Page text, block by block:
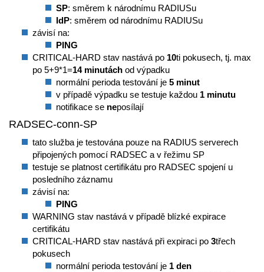
SP: směrem k národnímu RADIUSu
IdP: směrem od národnímu RADIUSu
závisí na:
PING
CRITICAL-HARD stav nastává po 10ti pokusech, tj. max
po 5+9*1=14 minutách od výpadku
normální perioda testování je 5 minut
v případě výpadku se testuje každou 1 minutu
notifikace se neposílají
RADSEC-conn-SP
tato služba je testována pouze na RADIUS serverech
připojených pomocí RADSEC a v řežimu SP
testuje se platnost certifikátu pro RADSEC spojení u
posledního záznamu
závisí na:
PING
WARNING stav nastává v případě blízké expirace
certifikátu
CRITICAL-HARD stav nastává při expiraci po 3třech
pokusech
normální perioda testování je 1 den